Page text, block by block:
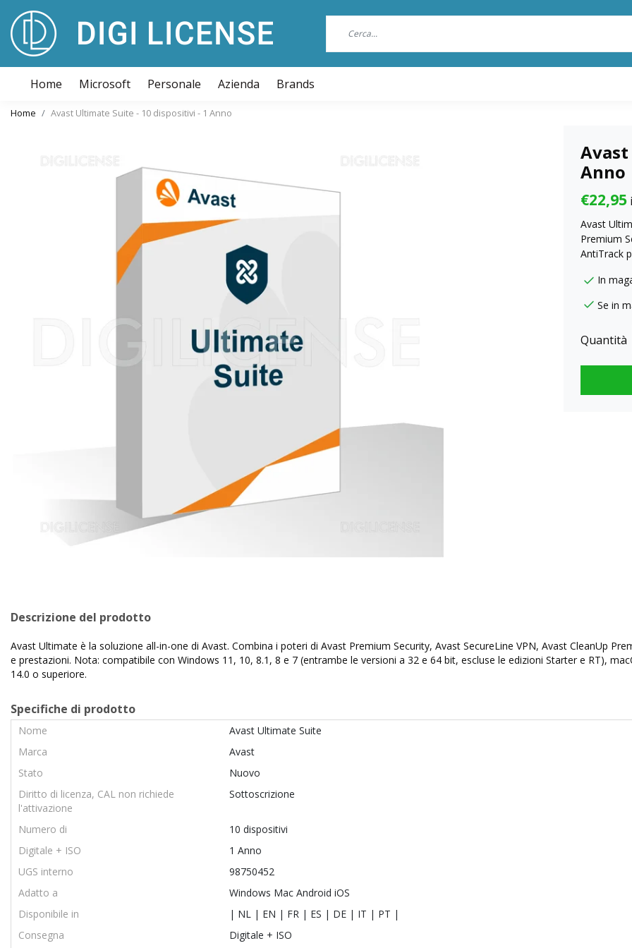
Home Microsoft Personale Azienda Brands
Home Avast Ultimate Suite - 10 dispositivi - 1 Anno
Anno
€22,95
Avast
Premium
AntiTrack
In
Se in
Quantità
Descrizione del prodotto
Avast Ultimate è la soluzione all-in-one di Avast. Combina i poteri di Avast Premium Security, Avast SecureLine VPN, Avast CleanUp
e prestazioni. Nota: compatibile con Windows 11, 10, 8.1, 8 e 7 (entrambe le versioni a 32 e 64 bit, escluse le edizioni Starter e RT),
14.0 o superiore.
Specifiche di prodotto
Nome
Avast Ultimate Suite
Marca
Avast
Stato
Nuovo
Diritto di licenza, CAL non richiede
l'attivazione
Sottoscrizione
Numero di
10 dispositivi
Digitale + ISO
1 Anno
UGS interno
98750452
Adatto a
Windows Mac Android iOS
Disponibile in
| NL | EN | FR | ES | DE | IT | PT |
Consegna
Digitale + ISO